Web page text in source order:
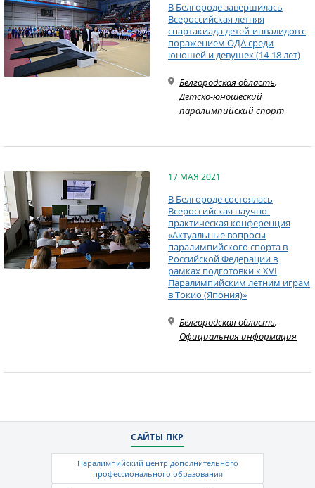
В Белгороде завершилась
Всероссийская летняя
спартакиада детей-инвалидов с
поражением ОДА среди
юношей и девушек (14-18 лет)
Белгородская область,
Детско-юношеский
паралимпийский спорт
17 МАЯ 2021
В Белгороде состоялась
Всероссийская научно-
практическая конференция
«Актуальные вопросы
паралимпийского спорта в
Российской Федерации в
рамках подготовки к XVI
Паралимпийским летним играм
в Токио (Япония)»
Белгородская область,
Официальная информация
САЙТЫ ПКР
Паралимпийский центр дополнительного
профессионального образования